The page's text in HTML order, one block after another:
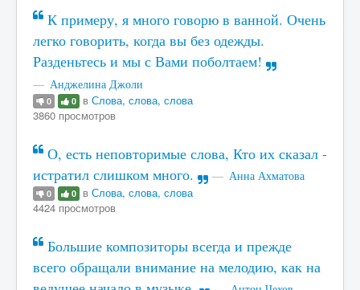
К примеру, я много говорю в ванной. Очень
легко говорить, когда вы без одежды.
Разденьтесь и мы с Вами поболтаем!
Анджелина Джоли
0 0 в Слова, слова, слова
3860 просмотров
О, есть неповторимые слова, Кто их сказал -
истратил слишком много.
Анна Ахматова
0 0 в Слова, слова, слова
4424 просмотров
Большие композиторы всегда и прежде
всего обращали внимание на мелодию, как на